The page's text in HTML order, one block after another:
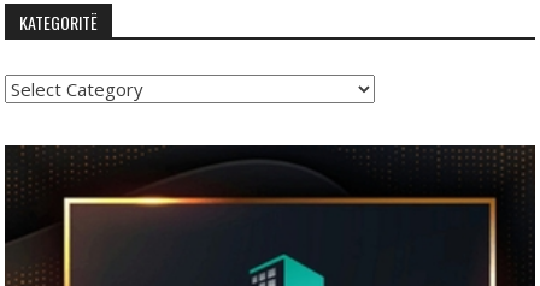
KATEGORITË
Kategoritë